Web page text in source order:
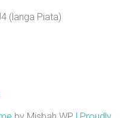
(langa Piata)